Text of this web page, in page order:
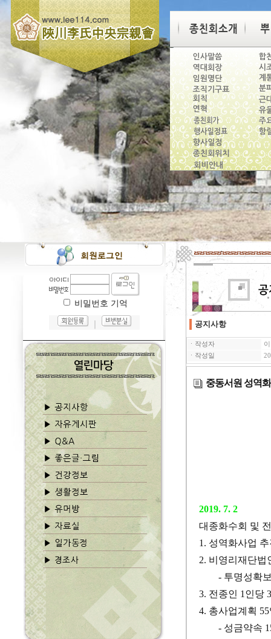
비밀번호 기억
공지사항
ㆍ작성자
ㆍ작성일
중동서원 성역
2019. 7. 2
대종화수회 및
1. 성역화사업
2. 비영리재단법
- 투명성확
3. 전종인 1 인당 3
4. 총사업계획 55
- 성금약속